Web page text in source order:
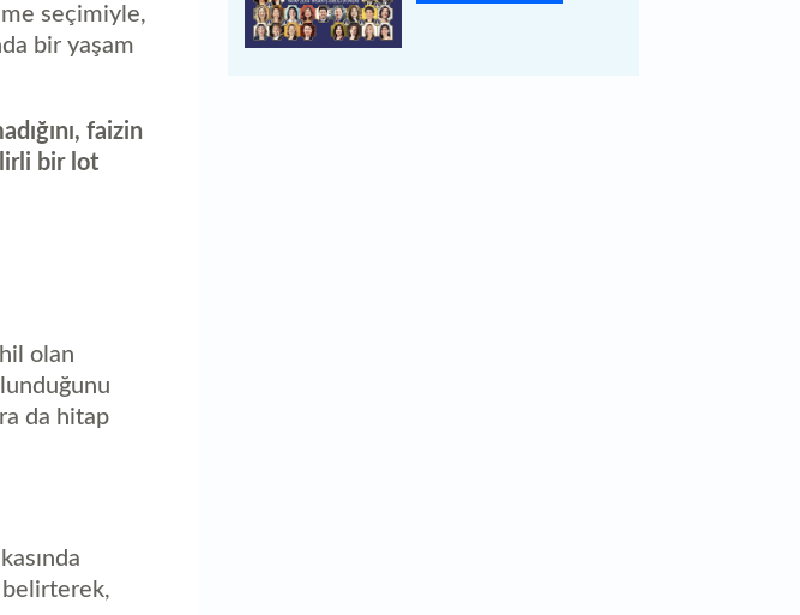
seçimiyle,
bir yaşam
faizin
bir lot
olan
da hitap
belirterek,